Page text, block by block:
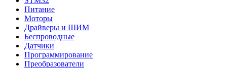
Питание
Моторы
Драйверы и ШИМ
Беспроводные
Датчики
Программирование
Преобразователи